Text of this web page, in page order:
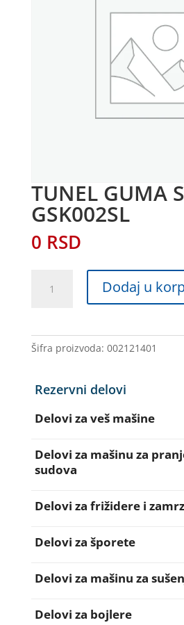
TUNEL GUMA
GSK002SL
0 RSD
GUMA
količina
Dodaj u
Šifra proizvoda: 002121401
Rezervni delovi
Delovi za veš mašine
Amortizeri za veš mašinu
Delovi za mašinu za
sudova
Creva za sudo mašine
Dihtunzi za sudo mašine
Elektroventili za sudo mašine
Filteri za sudo mašine
Delovi za frižidere i
Aqua filteri za frižidere
Dihtunzi za frižidere i
Elektronika za frižidere i
Delovi za šporete
Dihtunzi za šporete
Dugmad za šporete
Delovi za mašinu za
Dihtunzi mašine za sušenje
Delovi za bojlere